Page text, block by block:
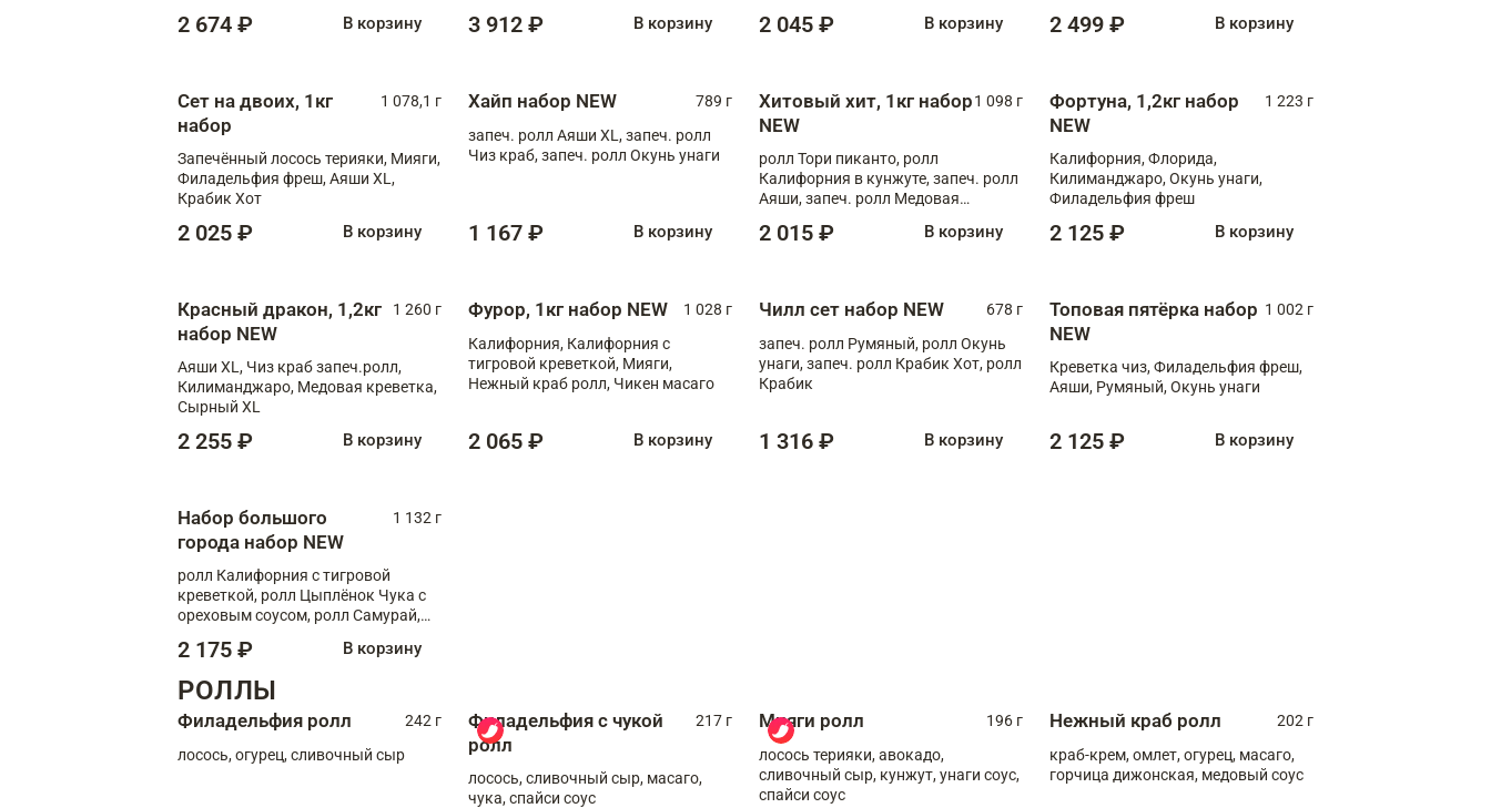
2 674 ₽ В корзину
запеч. ролл Моцарелломания, ролл
3 912 ₽ В корзину 2 045 ₽ В корзину 2 499 ₽ В корзину
Сет на двоих, 1кг
набор
1 078,1 г
Запечённый лосось терияки, Мияги,
Филадельфия фреш, Аяши XL,
Крабик Хот
2 025 ₽ В корзину
Хайп набор NEW
789 г
запеч. ролл Аяши XL, запеч. ролл
Чиз краб, запеч. ролл Окунь унаги
1 167 ₽ В корзину
Хитовый хит, 1кг набор
NEW
1 098 г
ролл Тори пиканто, ролл
Калифорния в кунжуте, запеч. ролл
Аяши, запеч. ролл Медовая
чукой
2 015 ₽ В корзину
Фортуна, 1,2кг набор
NEW
1 223 г
Калифорния, Флорида,
Килиманджаро, Окунь унаги,
Филадельфия фреш
2 125 ₽ В корзину
Красный дракон, 1,2кг
набор NEW
1 260 г
Аяши XL, Чиз краб запеч.ролл,
Килиманджаро, Медовая креветка,
Сырный XL
2 255 ₽ В корзину
Фурор, 1кг набор NEW
1 028 г
Калифорния, Калифорния с
тигровой креветкой, Мияги,
Нежный краб ролл, Чикен масаго
2 065 ₽ В корзину
Чилл сет набор NEW
678 г
запеч. ролл Румяный, ролл Окунь
унаги, запеч. ролл Крабик Хот, ролл
Крабик
1 316 ₽ В корзину
Топовая пятёрка набор
NEW
1 002 г
Креветка чиз, Филадельфия фреш,
Аяши, Румяный, Окунь унаги
2 125 ₽ В корзину
Набор большого
города набор NEW
1 132 г
ролл Калифорния с тигровой
креветкой, ролл Цыплёнок Чука с
ореховым соусом, ролл Самурай,
ролл с крабом
2 175 ₽ В корзину
РОЛЛЫ
Филадельфия ролл
242 г
лосось, огурец, сливочный сыр
Филадельфия с чукой
ролл
217 г
лосось, сливочный сыр, масаго,
чука, спайси соус
Мияги ролл
196 г
лосось терияки, авокадо,
сливочный сыр, кунжут, унаги соус,
спайси соус
Нежный краб ролл
202 г
краб-крем, омлет, огурец, масаго,
горчица дижонская, медовый соус